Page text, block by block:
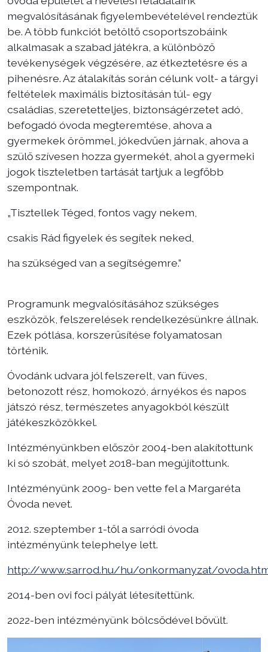
megvalósításának figyelembevételével rendeztük
be. A több funkciót betöltő csoportszobáink
alkalmasak a szabad játékra, a különböző
tevékenységek végzésére, az étkeztetésre és a
pihenésre. Az átalakítás során célunk volt- a tárgyi
feltételek maximális biztosításán túl- egy
családias, szeretetteljes, biztonságérzetet adó,
befogadó óvoda megteremtése, ahova a
gyermekek örömmel, jókedvűen járnak, ahova a
szülő szívesen hozza gyermekét, ahol a gyermeki
jogok tiszteletben tartását tartjuk a legfőbb
szempontnak.
„Tisztellek Téged, fontos vagy nekem,
csakis Rád figyelek és segítek neked,
ha szükséged van a segítségemre.”
Programunk megvalósításához szükséges
eszközök, felszerelések rendelkezésünkre állnak.
Ezek pótlása, korszerűsítése folyamatosan
történik.
Óvodánk udvara jól felszerelt, van füves,
betonozott rész, homokozó, árnyékos és napos
játszó rész, természetes anyagokból készült
játékeszközökkel.
Intézményünkben először 2004-ben alakítottunk
ki só szobát, melyet 2018-ban megújítottunk.
Intézményünk 2009- ben vette fel a Margaréta
Óvoda nevet.
2012. szeptember 1-től a sarródi óvoda
intézményünk telephelye lett.
http://www.sarrod.hu/hu/onkormanyzat/
2014-ben ovi foci pályát létesítettünk.
2022-ben intézményünk bölcsődével bővült.